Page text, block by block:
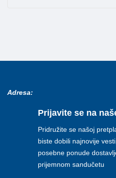
Adresa:
Prijavite se na
Pridružite se našoj
biste dobili najnovije
posebne ponude
prijemnom sandučetu